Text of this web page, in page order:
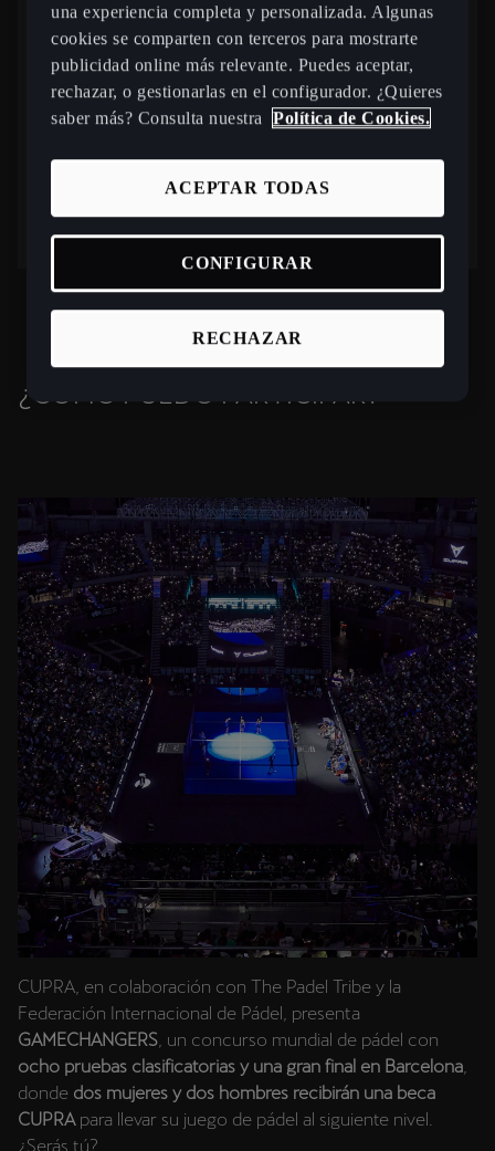
Préstamo de coche CUPRA.
Una beca de hasta 10 000 € por jugador (a definir
conjuntamente con CUPRA y MM Academy, que
cubrirá áreas como entrenamiento, viajes,
Inclusión del logotipo de CUPRA en su equipación
¿CÓMO PUEDO PARTICIPAR?
CUPRA, en colaboración con The Padel Tribe y la
Federación Internacional de Pádel, presenta
GAMECHANGERS, un concurso mundial de pádel con
ocho pruebas clasificatorias y una gran final en Barcelona,
donde dos mujeres y dos hombres recibirán una beca
CUPRApara llevar su juego de pádel al siguiente nivel.
¿Serás tú?
una experiencia completa y personalizada. Algunas
cookies se comparten con terceros para mostrarte
publicidad online más relevante. Puedes aceptar,
rechazar, o gestionarlas en el configurador. ¿Quieres
saber más? Consulta nuestra
Política de Cookies.
RECHAZAR
ACEPTAR TODAS
CONFIGURAR